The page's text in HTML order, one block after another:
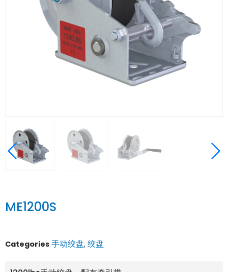
ME1200S
Categories 手动绞盘, 绞盘